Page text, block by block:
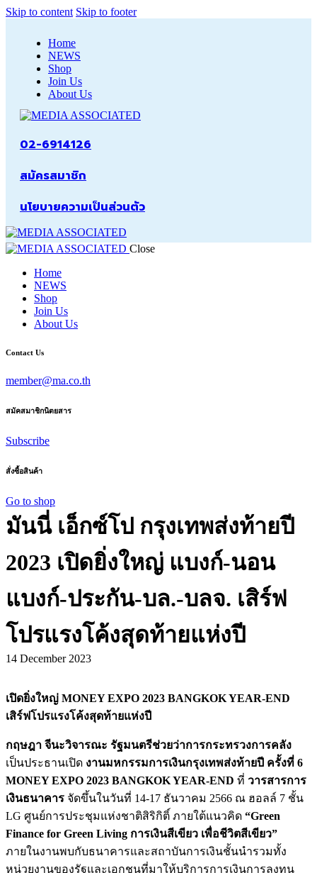
Skip to content Skip to footer
Home
NEWS
Shop
Join Us
About Us
02-6914126
สมัครสมาชิก
นโยบายความเป็นส่วนตัว
Close
Home
NEWS
Shop
Join Us
About Us
Contact Us
member@ma.co.th
สมัคสมาชิกนิตยสาร
Subscribe
สั่งซื้อสินค้า
Go to shop
มันนี่ เอ็กซ์โป กรุงเทพส่งท้ายปี
2023 เปิดยิ่งใหญ่ แบงก์-นอน
แบงก์-ประกัน-บล.-บลจ. เสิร์ฟ
โปรแรงโค้งสุดท้ายแห่งปี
14 December 2023
เปิดยิ่งใหญ่ MONEY EXPO 2023 BANGKOK YEAR-END
เสิร์ฟโปรแรงโค้งสุดท้ายแห่งปี
กฤษฎา จีนะวิจารณะ รัฐมนตรีช่วยว่าการกระทรวงการคลัง
เป็นประธานเปิด งานมหกรรมการเงินกรุงเทพส่งท้ายปี ครั้งที่ 6
MONEY EXPO 2023 BANGKOK YEAR-END ที่ วารสารการ
เงินธนาคาร จัดขึ้นในวันที่ 14-17 ธันวาคม 2566 ณ ฮอลล์ 7 ชั้น
LG ศูนย์การประชุมแห่งชาติสิริกิติ์ ภายใต้แนวคิด “Green
Finance for Green Living การเงินสีเขียว เพื่อชีวิตสีเขียว”
ภายในงานพบกับธนาคารและสถาบันการเงินชั้นนำรวมทั้ง
หน่วยงานของรัฐและเอกชนที่มาให้บริการการเงินการลงทุน